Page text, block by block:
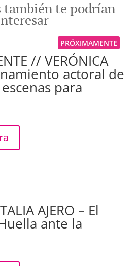
también te podrían
PRÓXIMAMENTE
// VERÓNICA
actoral de
para
AJERO – El
ante la